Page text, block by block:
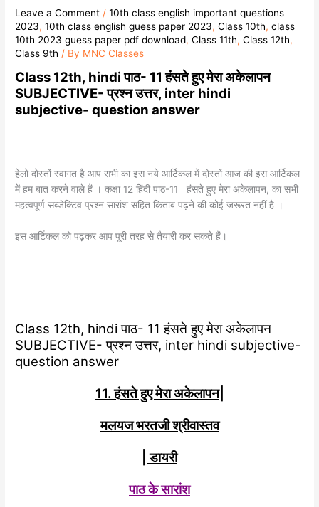
Leave a Comment /10th class english important questions
2023,10th class english guess paper 2023,Class 10th,class
10th 2023 guess paper pdf download,Class 11th,Class 12th,
Class 9th / By MNC Classes
Class 12th, hindi पाठ- 11 हंसते हुए मेरा अकेलापन
SUBJECTIVE- प्रश्न उत्तर, inter hindi
subjective- question answer
हेलो दोस्तों स्वागत है आप सभी का इस नये आर्टिकल में दोस्तों आज की इस आर्टिकल
में हम बात करने वाले हैं । कक्षा 12 हिंदी पाठ-11 हंसते हुए मेरा अकेलापन, का सभी
महत्वपूर्ण सब्जेक्टिव प्रश्न सारांश सहित किताब पढ़ने की कोई जरूरत नहीं है ।
इस आर्टिकल को पढ़कर आप पूरी तरह से तैयारी कर सकते हैं।
Class 12th, hindi पाठ- 11 हंसते हुए मेरा अकेलापन
SUBJECTIVE- प्रश्न उत्तर, inter hindi subjective-
question answer
11. हंसते हुए मेरा अकेलापन|
मलयज भरतजी श्रीवास्तव
| डायरी
पाठ के सारांश